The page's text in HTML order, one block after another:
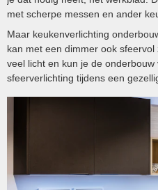
met scherpe messen en ander
Maar keukenverlichting
kan met een dimmer ook
veel licht en kun je de
sfeerverlichting tijdens een